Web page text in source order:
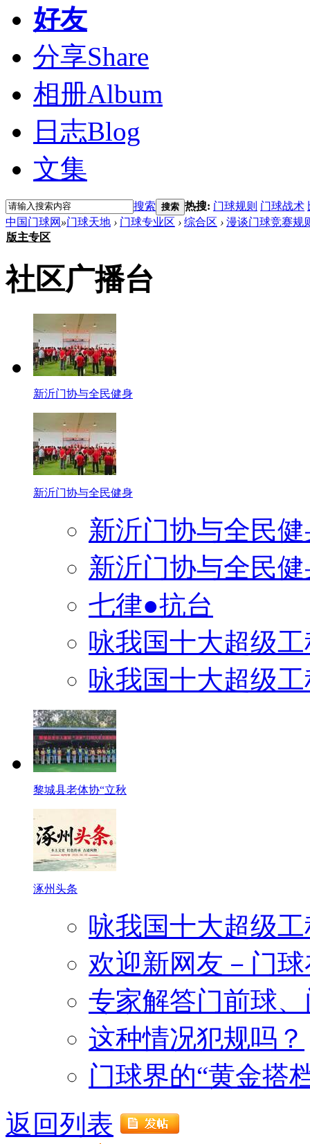
好友
分享Share
相册Album
日志Blog
文集
搜索 搜索 热搜: 门球规则 门球战术
中国门球网 »门球天地 › 门球专业区 › 综合区 › 漫谈门球竞赛规
版主专区
社区广播台
新沂门协与全民健身
新沂门协与全民健身
新沂门协与全民
新沂门协与全民
七律●抗台
咏我国十大超级
咏我国十大超级
黎城县老体协“立秋
涿州头条
咏我国十大超级
欢迎新网友－门
专家解答门前球
这种情况犯规吗？
门球界的“黄金搭
返回列表